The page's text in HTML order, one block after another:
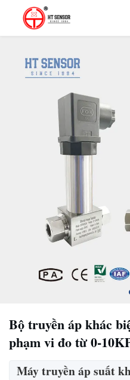
Bộ truyền áp khác
phạm vi đo từ 0-
Máy truyền áp suất